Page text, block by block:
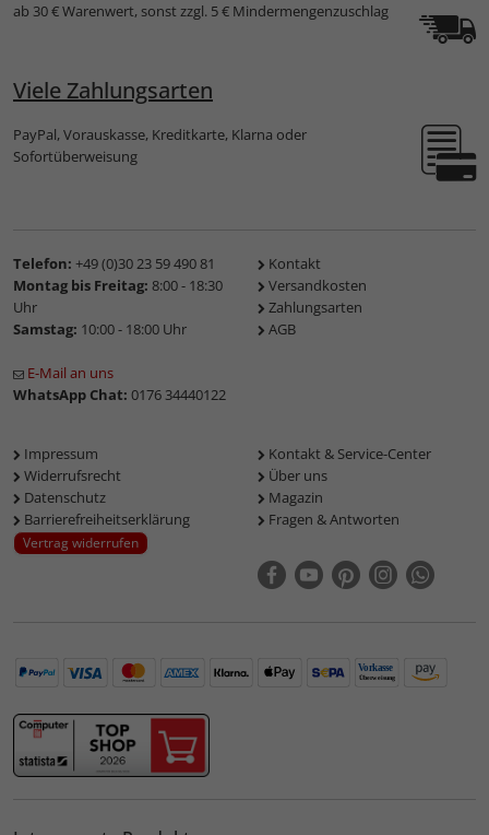
ab 30 € Warenwert, sonst zzgl. 5 € Mindermengenzuschlag
Viele Zahlungsarten
PayPal, Vorauskasse, Kreditkarte, Klarna oder
Sofortüberweisung
Telefon: +49 (0)30 23 59 490 81
Montag bis Freitag: 8:00 - 18:30
Uhr
Samstag: 10:00 - 18:00 Uhr
E-Mail an uns
WhatsApp Chat: 0176 34440122
Kontakt
Versandkosten
Zahlungsarten
AGB
Impressum
Widerrufsrecht
Datenschutz
Barrierefreiheitserklärung
Vertrag widerrufen
Kontakt & Service-Center
Über uns
Magazin
Fragen & Antworten